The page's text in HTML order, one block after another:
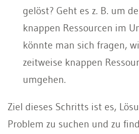
gelöst? Geht es z. B. um
knappen Ressourcen im
könnte man sich fragen,
zeitweise knappen
umgehen.
Ziel dieses Schritts ist es,
Problem zu suchen und zu